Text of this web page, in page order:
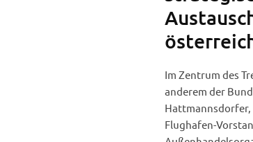
Im Zentrum des
anderem der
Hattmannsdorfer,
Flughafen-